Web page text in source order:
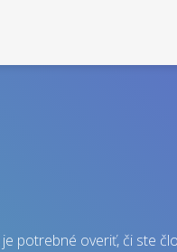
je potrebné overiť, či ste